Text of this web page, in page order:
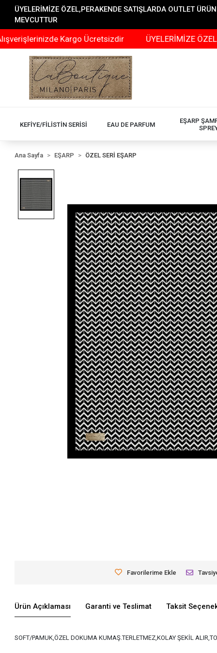
ÜYELERİMİZE ÖZEL,PERAKENDE SATIŞLARDA OUTLET
MEVCUTTUR
Kargo Ücretsizdir ÜYELERİMİZE
KEFİYE/FİLİSTİN SERİSİ EAU DE PARFUM
EŞARP
Ana Sayfa EŞARP ÖZEL SERİ EŞARP
Favorilerime Ekle
Ürün Açıklaması Garanti ve Teslimat Taksit
SOFT/PAMUK,ÖZEL DOKUMA KUMAŞ.TERLETMEZ,KOLAY ŞEKİL